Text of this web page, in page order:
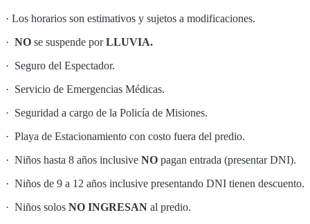
· Los horarios son estimativos y sujetos a modificaciones.
· NO se suspende porLLUVIA.
· Seguro del Espectador.
· Servicio de Emergencias Médicas.
· Seguridad a cargo de la Policía de Misiones.
· Playa de Estacionamiento con costo fuera del predio.
· Niños hasta 8 años inclusive NO pagan entrada (presentar DNI).
· Niños de 9 a 12 años inclusive presentando DNI tienen descuento.
· Niños solos NO INGRESAN al predio.